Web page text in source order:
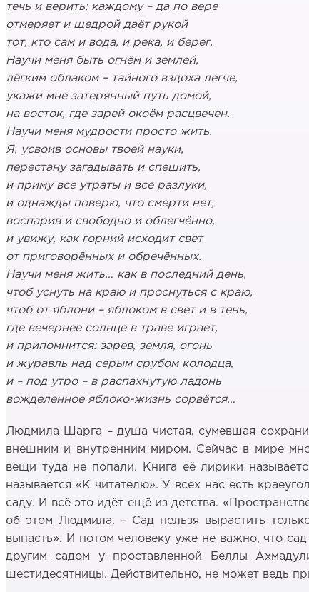
течь и верить: каждому – да по вере
отмеряет и щедрой даёт рукой
тот, кто сам и вода, и река, и берег.
Научи меня быть огнём и землей,
лёгким облаком – тайного вздоха легче,
укажи мне затерянный путь домой,
на восток, где зарей окоём расцвечен.
Научи меня мудрости просто жить.
Я, усвоив основы твоей науки,
перестану загадывать и спешить,
и приму все утраты и все разлуки,
и однажды поверю, что смерти нет,
воспарив и свободно и облегчённо,
и увижу, как горний исходит свет
от приговорённых и обречённых.
Научи меня жить… как в последний день,
чтоб уснуть на краю и проснуться с краю,
чтоб от яблони – яблоком в свет и в тень,
где вечернее солнце в траве играет,
и припомнится: зарев, земля, огонь
и журавль над серым срубом колодца,
и – под утро – в распахнутую ладонь
вожделенное яблоко-жизнь сорвётся…
Людмила Шарга – душа чистая, сумевшая
внешним и внутренним миром. Сейчас в мире
вещи туда не попали. Книга её лирики
называется «К читателю». У всех нас есть
саду. И всё это идёт ещё из детства.
об этом Людмила. – Сад нельзя вырастить
выпасть». И потом человеку уже не важно, что
другим садом у проставленной Беллы
шестидесятницы. Действительно, не может ведь